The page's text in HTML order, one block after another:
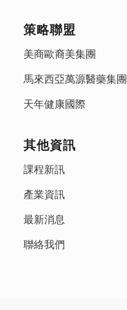
策略聯盟
美商歐裔美集團
馬來西亞萬源醫藥集團
天年健康國際
其他資訊
課程新訊
產業資訊
最新消息
聯絡我們